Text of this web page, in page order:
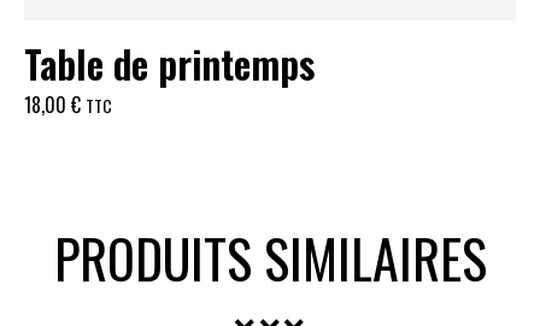
Table de printemps
18,00 € TTC
PRODUITS SIMILAIRES